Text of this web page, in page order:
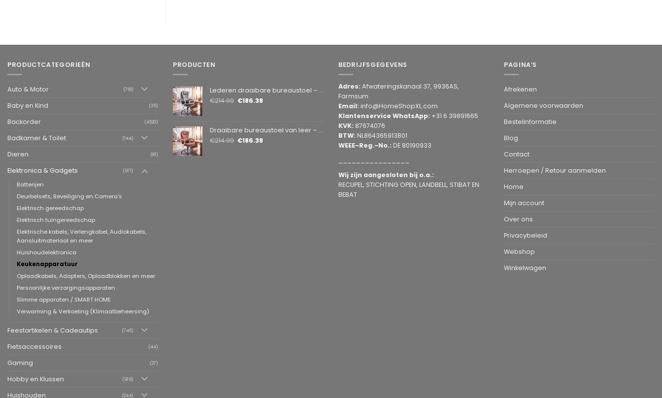
PRODUCTCATEGORIEËN
Auto & Motor (718)
Baby en Kind (35)
Backorder (4520)
Badkamer & Toilet (144)
Dieren (81)
Elektronica & Gadgets (971)
Batterijen
Deurbelsets, Beveiliging en Camera's
Elektrisch gereedschap
Elektrisch tuingereedschap
Elektrische kabels, Verlengkabel, Audiokabels,
Aansluitmateriaal en meer
Huishoudelektronica
Keukenapparatuur
Oplaadkabels, Adapters, Oplaadblokken en meer
Persoonlijke verzorgingsapparaten
Slimme apparaten / SMART HOME
Verwarming & Verkoeling (Klimaatbeheersing)
Feestartikelen & Cadeautips (745)
Fietsaccessoires (44)
Gaming (27)
Hobby en Klussen (919)
Huishouden (244)
PRODUCTEN
Lederen draaibare bureaustoel – Grijs 1 Stuks [BMD1107GY]
€214.99 €186.38
Draaibare bureaustoel van leer – bruin 1 Stuks [BMD1107BR]
€214.99 €186.38
BEDRIJFSGEGEVENS
Adres: Afwateringskanaal 37, 9936AS,
Farmsum
Email: info@HomeShopXL.com
Klantenservice WhatsApp: +31 6 39891665
KVK: 87674076
BTW: NL864365913B01
WEEE-Reg.-No.: DE 80190933
Wij zijn aangesloten bij o.a.:
RECUPEL, STICHTING OPEN, LANDBELL, STIBAT EN
BEBAT
PAGINA’S
Afrekenen
Algemene voorwaarden
Bestelinformatie
Blog
Contact
Herroepen / Retour aanmelden
Home
Mijn account
Over ons
Privacybeleid
Webshop
Winkelwagen